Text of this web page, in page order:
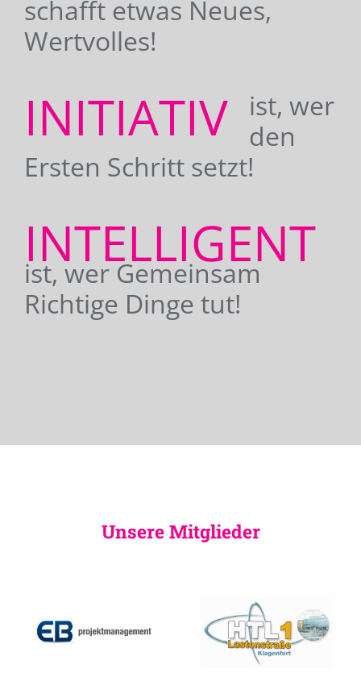
schafft etwas Neues,
Wertvolles!
INITIATIV
ist, wer
den
Ersten Schritt setzt!
INTELLIGENT
ist, wer Gemeinsam
Richtige Dinge tut!
Unsere Mitglieder